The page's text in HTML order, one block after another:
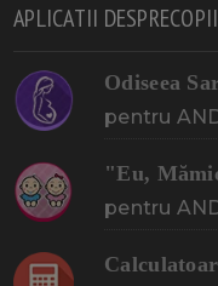
APLICATII DESPRECOPII
Odiseea
pentru
"Eu,
pentru